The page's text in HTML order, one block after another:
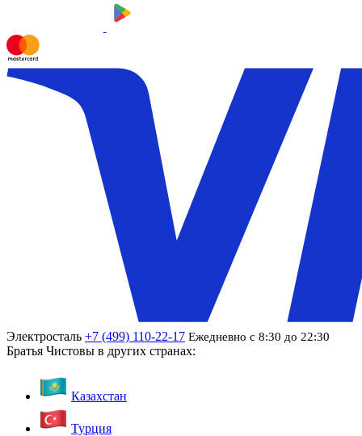
Электросталь +7 (499) 110-22-17 Ежедневно с 8:30 до 22:30
Братья Чистовы в других странах:
Казахстан
Турция